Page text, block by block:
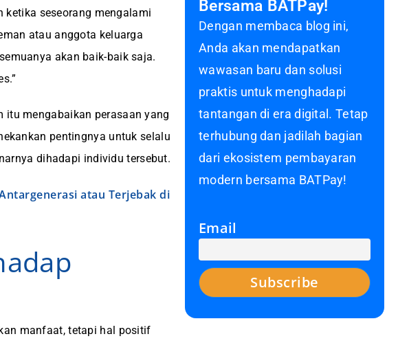
seseorang mengalami
atau anggota keluarga
akan baik-baik saja.
itu mengabaikan perasaan yang
pentingnya untuk selalu
dihadapi individu tersebut.
atau Terjebak di
manfaat, tetapi hal positif
Bersama BATPay!
Dengan membaca blog ini,
Anda akan mendapatkan
wawasan baru dan solusi
praktis untuk menghadapi
tantangan di era digital. Tetap
terhubung dan jadilah bagian
dari ekosistem pembayaran
modern bersama BATPay!
Email